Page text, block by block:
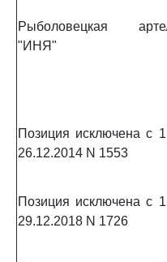
Рыболовецкая
"ИНЯ"
Позиция исключена с
26.12.2014 N 1553
Позиция исключена с
29.12.2018 N 1726